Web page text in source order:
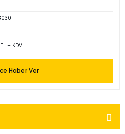
+ KDV
Haber Ver